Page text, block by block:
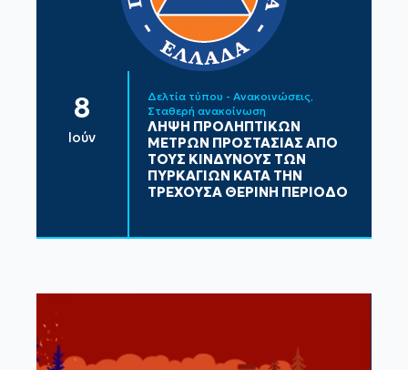
8
Ιούν
Δελτία τύπου - Ανακοινώσεις
Σταθερή ανακοίνωση
ΛΗΨΗ ΠΡΟΛΗΠΤΙΚΩΝ
ΜΕΤΡΩΝ ΠΡΟΣΤΑΣΙΑΣ ΑΠΟ
ΤΟΥΣ ΚΙΝΔΥΝΟΥΣ ΤΩΝ
ΠΥΡΚΑΓΙΩΝ ΚΑΤΑ ΤΗΝ
ΤΡΕΧΟΥΣΑ ΘΕΡΙΝΗ ΠΕΡΙΟΔΟ